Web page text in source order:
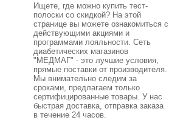
Ищете, где можно купить тест-
полоски со скидкой? На этой
странице вы можете ознакомиться с
действующими акциями и
программами лояльности. Сеть
диабетических магазинов
"МЕДМАГ" - это лучшие условия,
прямые поставки от производителя.
Мы внимательно следим за
сроками, предлагаем только
сертифицированные товары. У нас
быстрая доставка, отправка заказа
в течение 24 часов.